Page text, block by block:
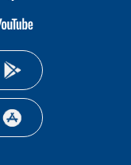
youtube-